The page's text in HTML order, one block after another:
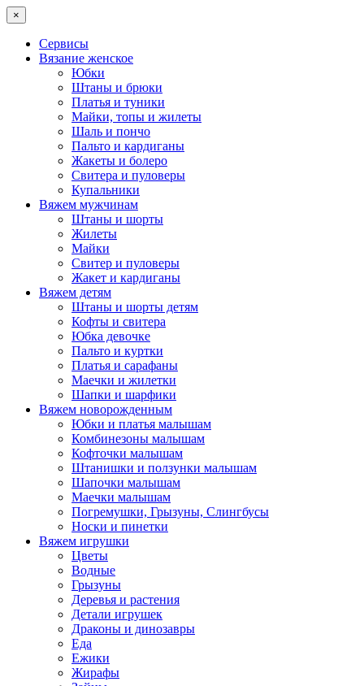
×
Сервисы
Вязание женское
Юбки
Штаны и брюки
Платья и туники
Майки, топы и жилеты
Шаль и пончо
Пальто и кардиганы
Жакеты и болеро
Свитера и пуловеры
Купальники
Вяжем мужчинам
Штаны и шорты
Жилеты
Майки
Свитер и пуловеры
Жакет и кардиганы
Вяжем детям
Штаны и шорты детям
Кофты и свитера
Юбка девочке
Пальто и куртки
Платья и сарафаны
Маечки и жилетки
Шапки и шарфики
Вяжем новорожденным
Юбки и платья малышам
Комбинезоны малышам
Кофточки малышам
Штанишки и ползунки малышам
Шапочки малышам
Маечки малышам
Погремушки, Грызуны, Слингбусы
Носки и пинетки
Вяжем игрушки
Цветы
Водные
Грызуны
Деревья и растения
Детали игрушек
Драконы и динозавры
Еда
Ежики
Жирафы